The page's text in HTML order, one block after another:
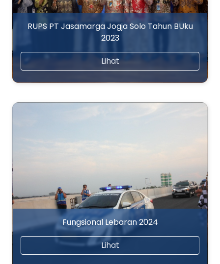
RUPS PT Jasamarga Jogja Solo Tahun BUku
2023
Lihat
Fungsional Lebaran 2024
Lihat